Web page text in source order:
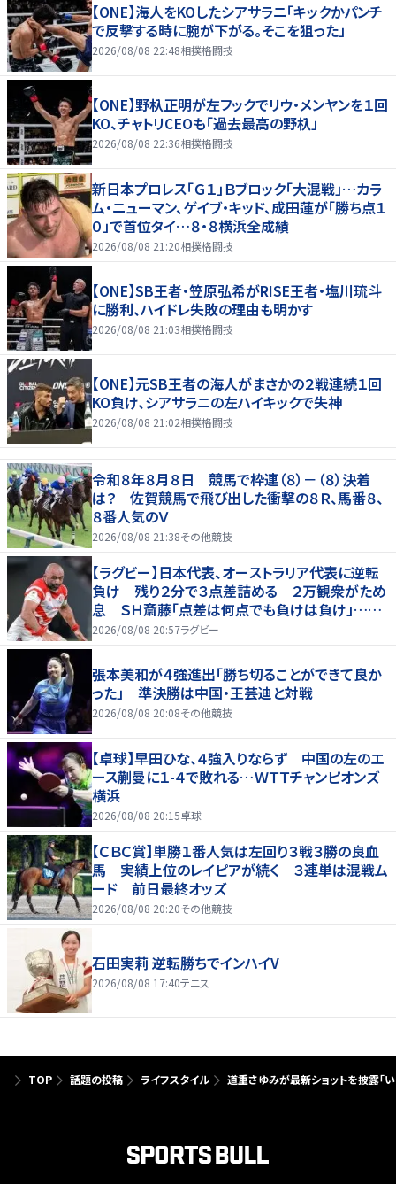
【ONE】海人をKOしたシアサラニ「キックかパンチ
で反撃する時に腕が下がる。そこを狙った」
2026/08/08 22:48相撲格闘技
【ONE】野杁正明が左フックでリウ・メンヤンを１回
KO、チャトリCEOも「過去最高の野杁」
2026/08/08 22:36相撲格闘技
新日本プロレス「Ｇ１」Ｂブロック「大混戦」…カラ
ム・ニューマン、ゲイブ・キッド、成田蓮が「勝ち点１
０」で首位タイ…８・８横浜全成績
2026/08/08 21:20相撲格闘技
【ONE】SB王者・笠原弘希がRISE王者・塩川琉斗
に勝利、ハイドレ失敗の理由も明かす
2026/08/08 21:03相撲格闘技
【ONE】元SB王者の海人がまさかの２戦連続１回
KO負け、シアサラニの左ハイキックで失神
2026/08/08 21:02相撲格闘技
令和８年８月８日 競馬で枠連（８）－（８）決着
は？ 佐賀競馬で飛び出した衝撃の８Ｒ、馬番８、
８番人気のＶ
2026/08/08 21:38その他競技
【ラグビー】日本代表、オーストラリア代表に逆転
負け 残り２分で３点差詰める ２万観衆がため
息 ＳＨ斎藤「点差は何点でも負けは負け」…前
半にＳＯ伊藤龍が先制トライ、３２ー３５で惜敗
2026/08/08 20:57ラグビー
張本美和が４強進出「勝ち切ることができて良か
った」 準決勝は中国・王芸迪と対戦
2026/08/08 20:08その他競技
【卓球】早田ひな、４強入りならず 中国の左のエ
ース蒯曼に１-４で敗れる…ＷＴＴチャンピオンズ
横浜
2026/08/08 20:15卓球
【ＣＢＣ賞】単勝１番人気は左回り３戦３勝の良血
馬 実績上位のレイピアが続く ３連単は混戦ム
ード 前日最終オッズ
2026/08/08 20:20その他競技
石田実莉 逆転勝ちでインハイV
2026/08/08 17:40テニス
TOP 話題の投稿 ライフスタイル 道重さゆみが最新ショットを披露「い